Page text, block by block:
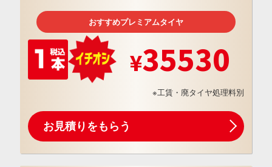
おすすめプレミアムタイヤ
35530
※工賃・廃タイヤ処理料別
お見積りをもらう